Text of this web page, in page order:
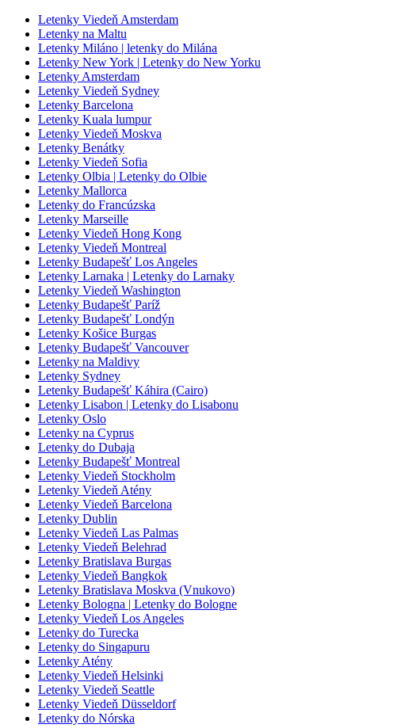
Letenky Viedeň Amsterdam
Letenky na Maltu
Letenky Miláno | letenky do Milána
Letenky New York | Letenky do New Yorku
Letenky Amsterdam
Letenky Viedeň Sydney
Letenky Barcelona
Letenky Kuala lumpur
Letenky Viedeň Moskva
Letenky Benátky
Letenky Viedeň Sofia
Letenky Olbia | Letenky do Olbie
Letenky Mallorca
Letenky do Francúzska
Letenky Marseille
Letenky Viedeň Hong Kong
Letenky Viedeň Montreal
Letenky Budapešť Los Angeles
Letenky Larnaka | Letenky do Larnaky
Letenky Viedeň Washington
Letenky Budapešť Paríž
Letenky Budapešť Londýn
Letenky Košice Burgas
Letenky Budapešť Vancouver
Letenky na Maldivy
Letenky Sydney
Letenky Budapešť Káhira (Cairo)
Letenky Lisabon | Letenky do Lisabonu
Letenky Oslo
Letenky na Cyprus
Letenky do Dubaja
Letenky Budapešť Montreal
Letenky Viedeň Stockholm
Letenky Viedeň Atény
Letenky Viedeň Barcelona
Letenky Dublin
Letenky Viedeň Las Palmas
Letenky Viedeň Belehrad
Letenky Bratislava Burgas
Letenky Viedeň Bangkok
Letenky Bratislava Moskva (Vnukovo)
Letenky Bologna | Letenky do Bologne
Letenky Viedeň Los Angeles
Letenky do Turecka
Letenky do Singapuru
Letenky Atény
Letenky Viedeň Helsinki
Letenky Viedeň Seattle
Letenky Viedeň Düsseldorf
Letenky do Nórska